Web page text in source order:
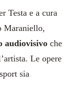
Testa e a cura
Maraniello,
audiovisivo che
Le opere
sia